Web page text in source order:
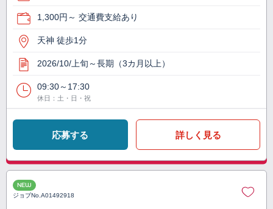
1,300円～ 交通費支給あり
天神 徒歩1分
2026/10/上旬～長期（3カ月以上）
09:30～17:30
休日：土・日・祝
応募する 詳しく見る
NEW
ジョブNo.A01492918